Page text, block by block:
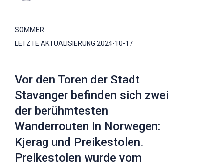
SOMMER
LETZTE AKTUALISIERUNG 2024-10-17
Vor den Toren der Stadt
Stavanger befinden sich zwei
der berühmtesten
Wanderrouten in Norwegen:
Kjerag und Preikestolen.
Preikestolen wurde vom